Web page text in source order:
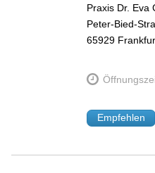
Praxis Dr. Eva
Peter-Bied-
65929
Empfehlen